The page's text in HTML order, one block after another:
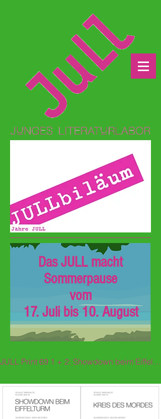
Das JULL macht
Sommerpause
vom
17. Juli bis 10. August
JULL Print 69 1 + 2: Showdown beim Eiffelturm / Kreis des Mordes